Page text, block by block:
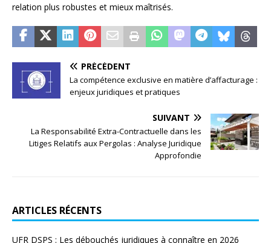
relation plus robustes et mieux maîtrisés.
PRÉCÉDENT
La compétence exclusive en matière d’affacturage :
enjeux juridiques et pratiques
SUIVANT
La Responsabilité Extra-Contractuelle dans les
Litiges Relatifs aux Pergolas : Analyse Juridique
Approfondie
ARTICLES RÉCENTS
UFR DSPS : Les débouchés juridiques à connaître en 2026